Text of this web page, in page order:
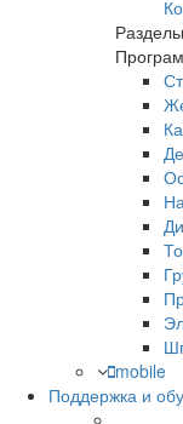
Разделы
mobile
Поддержка и